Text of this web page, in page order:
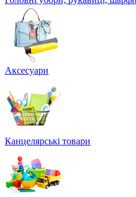
Аксесуари
Канцелярські товари